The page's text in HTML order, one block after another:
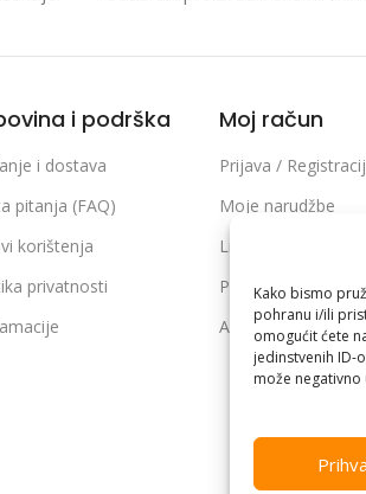
Kako bismo
pohranu i/ili
omogućit ćete
jedinstvenih ID-
može negativno
i podrška
i dostava
pitanja (FAQ)
korištenja
privatnosti
Moj račun
Prijava /
Moje narudžbe
Lista želja
Poređenje
Adrese i podaci